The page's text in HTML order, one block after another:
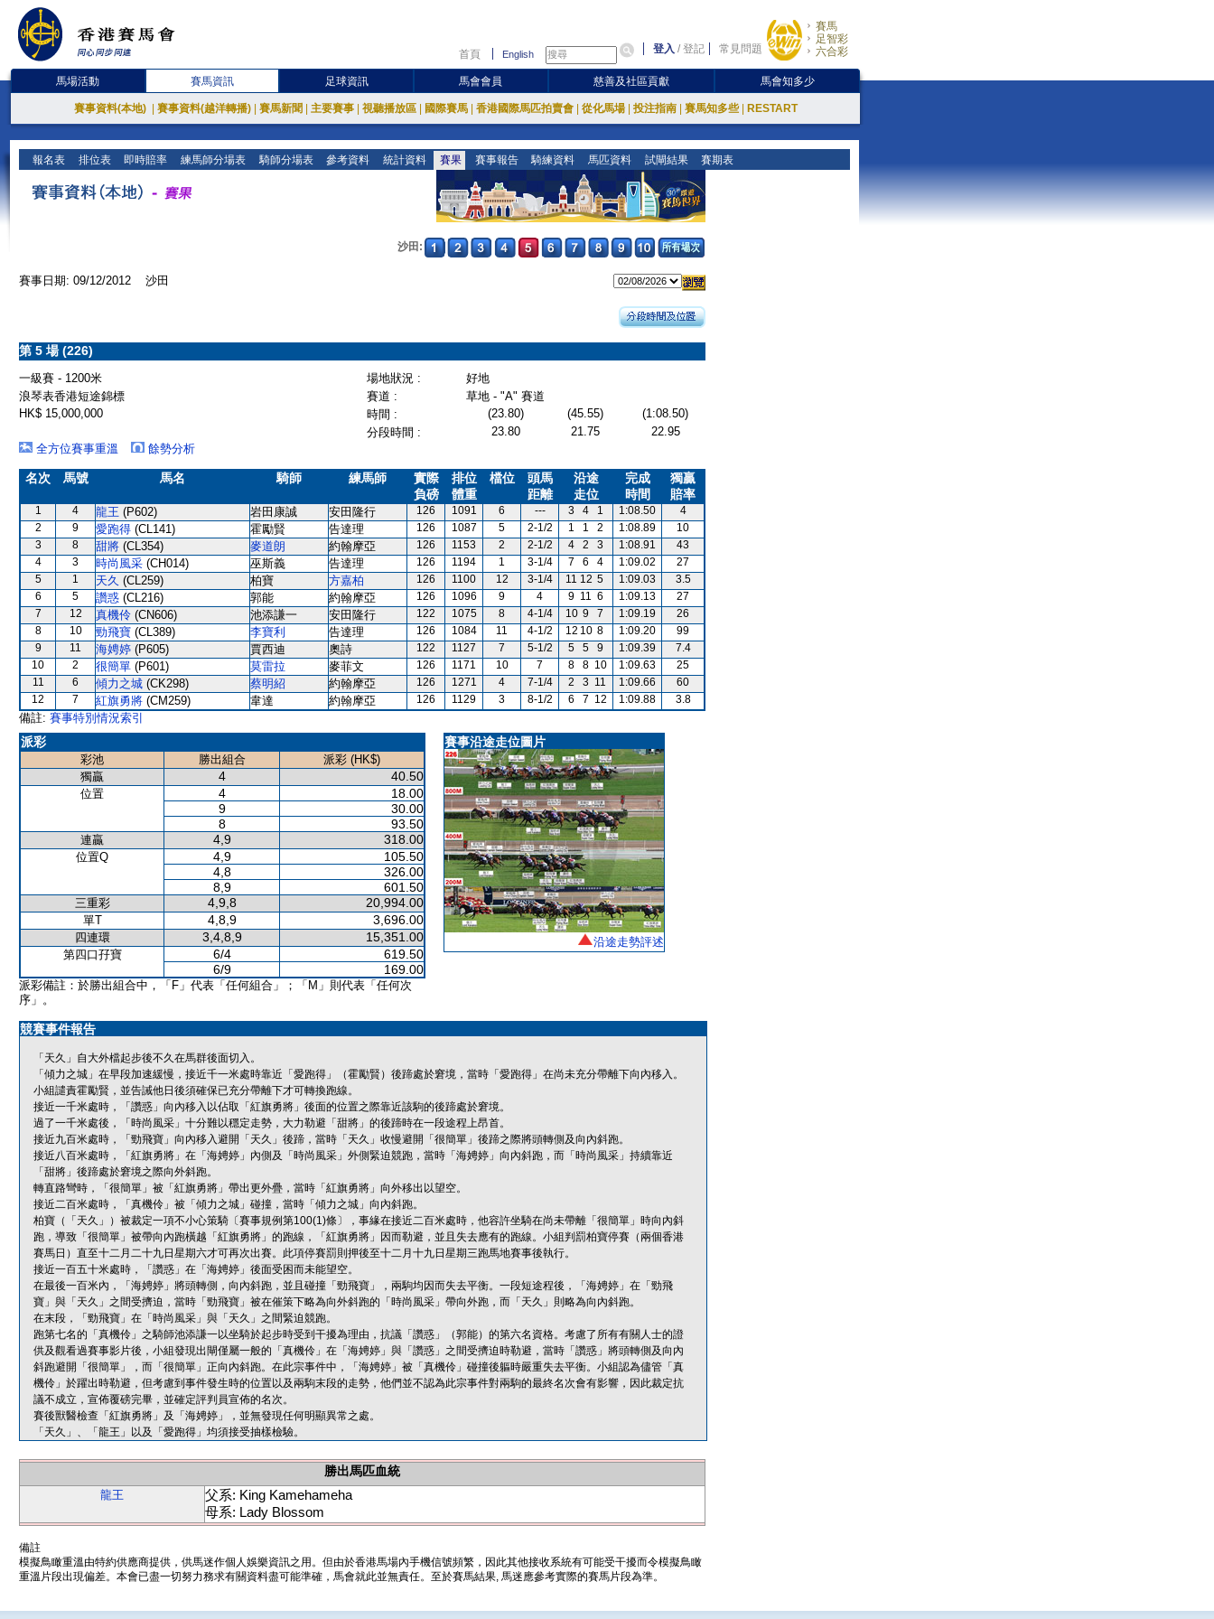
首頁 English 登入 /登記 常見問題
賽馬
足智彩
六合彩
馬場活動 賽馬資訊 足球資訊 馬會會員 慈善及社區貢獻 馬會知多少
賽事資料(本地) 賽事資料(越洋轉播) 賽馬新聞 主要賽事 視聽播放區 國際賽馬 香港國際馬匹拍賣會 從化馬場 投注指南 賽馬知多些 RESTART
報名表 排位表 即時賠率 練馬師分場表 騎師分場表 參考資料 統計資料 賽果 賽事報告 騎練資料 馬匹資料 試閘結果 賽期表
沙田:
賽事日期: 09/12/2012 沙田
第 5 場 (226)
一級賽 - 1200米 場地狀況 :
好地
浪琴表香港短途錦標
賽道 :
草地 - "A" 賽道
HK$ 15,000,000
時間 : (23.80) (45.55)
(1:08.50)
分段時間 :
23.80 21.75
22.95
全方位賽事重溫
餘勢分析
名次 馬號 馬名 騎師 練馬師
實際
負磅
排位
體重
檔位
頭馬
距離
沿途
走位
完成
時間
獨贏
賠率
1 4 龍王 (P602) 岩田康誠 安田隆行 126 1091 6 --- 3 4 1 1:08.50
4
2
9 愛跑得 (CL141) 霍勵賢 告達理 126 1087 5 2-1/2 1 1 2 1:08.89
10
3
8 甜將 (CL354) 麥道朗 約翰摩亞 126 1153 2 2-1/2 4 2 3 1:08.91
43
4
3 時尚風采 (CH014) 巫斯義 告達理 126 1194 1 3-1/4 7 6 4 1:09.02
27
5
1 天久 (CL259) 柏寶 方嘉柏 126 1100 12 3-1/4 11 12 5 1:09.03
3.5
6
5 讚惑 (CL216) 郭能 約翰摩亞 126 1096 9 4 9 11 6 1:09.13
27
7
12 真機伶 (CN606) 池添謙一 安田隆行 122 1075 8 4-1/4 10 9 7 1:09.19
26
8
10 勁飛寶 (CL389) 李寶利 告達理 126 1084 11 4-1/2 12 10 8 1:09.20
99
9
11 海娉婷 (P605) 賈西迪 奧詩 122 1127 7 5-1/2 5 5 9 1:09.39
7.4
10
2 很簡單 (P601) 莫雷拉 麥菲文 126 1171 10 7 8 8 10 1:09.63
25
11
6 傾力之城 (CK298) 蔡明紹 約翰摩亞 126 1271 4 7-1/4 2 3 11 1:09.66
60
12
7 紅旗勇將 (CM259) 韋達 約翰摩亞 126 1129 3 8-1/2 6 7 12 1:09.88 3.8
備註: 賽事特別情況索引
派彩
彩池 勝出組合
派彩 (HK$)
獨贏
4 40.50
位置 4
18.00
9
30.00
8
93.50
連贏 4,9 318.00
位置Q 4,9
105.50
4,8
326.00
8,9
601.50
三重彩 4,9,8 20,994.00
單T 4,8,9 3,696.00
四連環 3,4,8,9 15,351.00
第四口孖寶 6/4
619.50
6/9
169.00
派彩備註：於勝出組合中，「F」代表「任何組合」；「M」則代表「任何次
序」。
賽事沿途走位圖片
沿途走勢評述
競賽事件報告
「天久」自大外檔起步後不久在馬群後面切入。
「傾力之城」在早段加速緩慢，接近千一米處時靠近「愛跑得」（霍勵賢）後蹄處於窘境，當時「愛跑得」在尚未充分帶離下向內移入。
小組譴責霍勵賢，並告誡他日後須確保已充分帶離下才可轉換跑線。
接近一千米處時，「讚惑」向內移入以佔取「紅旗勇將」後面的位置之際靠近該駒的後蹄處於窘境。
過了一千米處後，「時尚風采」十分難以穩定走勢，大力勒避「甜將」的後蹄時在一段途程上昂首。
接近九百米處時，「勁飛寶」向內移入避開「天久」後蹄，當時「天久」收慢避開「很簡單」後蹄之際將頭轉側及向內斜跑。
接近八百米處時，「紅旗勇將」在「海娉婷」內側及「時尚風采」外側緊迫競跑，當時「海娉婷」向內斜跑，而「時尚風采」持續靠近
「甜將」後蹄處於窘境之際向外斜跑。
轉直路彎時，「很簡單」被「紅旗勇將」帶出更外疊，當時「紅旗勇將」向外移出以望空。
接近二百米處時，「真機伶」被「傾力之城」碰撞，當時「傾力之城」向內斜跑。
柏寶（「天久」）被裁定一項不小心策騎〔賽事規例第100(1)條〕，事緣在接近二百米處時，他容許坐騎在尚未帶離「很簡單」時向內斜
跑，導致「很簡單」被帶向內跑橫越「紅旗勇將」的跑線，「紅旗勇將」因而勒避，並且失去應有的跑線。小組判罰柏寶停賽（兩個香港
賽馬日）直至十二月二十九日星期六才可再次出賽。此項停賽罰則押後至十二月十九日星期三跑馬地賽事後執行。
接近一百五十米處時，「讚惑」在「海娉婷」後面受困而未能望空。
在最後一百米內，「海娉婷」將頭轉側，向內斜跑，並且碰撞「勁飛寶」，兩駒均因而失去平衡。一段短途程後，「海娉婷」在「勁飛
寶」與「天久」之間受擠迫，當時「勁飛寶」被在催策下略為向外斜跑的「時尚風采」帶向外跑，而「天久」則略為向內斜跑。
在末段，「勁飛寶」在「時尚風采」與「天久」之間緊迫競跑。
跑第七名的「真機伶」之騎師池添謙一以坐騎於起步時受到干擾為理由，抗議「讚惑」（郭能）的第六名資格。考慮了所有有關人士的證
供及觀看過賽事影片後，小組發現出閘僅屬一般的「真機伶」在「海娉婷」與「讚惑」之間受擠迫時勒避，當時「讚惑」將頭轉側及向內
斜跑避開「很簡單」，而「很簡單」正向內斜跑。在此宗事件中，「海娉婷」被「真機伶」碰撞後軀時嚴重失去平衡。小組認為儘管「真
機伶」於躍出時勒避，但考慮到事件發生時的位置以及兩駒末段的走勢，他們並不認為此宗事件對兩駒的最終名次會有影響，因此裁定抗
議不成立，宣佈覆磅完畢，並確定評判員宣佈的名次。
賽後獸醫檢查「紅旗勇將」及「海娉婷」，並無發現任何明顯異常之處。
「天久」、「龍王」以及「愛跑得」均須接受抽樣檢驗。
勝出馬匹血統
龍王
父系: King Kamehameha
母系: Lady Blossom
備註
模擬鳥瞰重溫由特約供應商提供，供馬迷作個人娛樂資訊之用。但由於香港馬場內手機信號頻繁，因此其他接收系統有可能受干擾而令模擬鳥瞰
重溫片段出現偏差。本會已盡一切努力務求有關資料盡可能準確，馬會就此並無責任。至於賽馬結果, 馬迷應參考實際的賽馬片段為準。